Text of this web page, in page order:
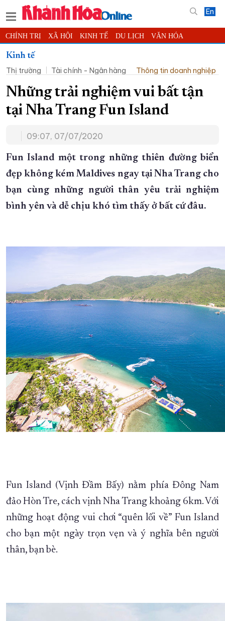
En
CHÍNH TRỊ XÃ HỘI KINH TẾ DU LỊCH VĂN HÓA
THỂ THAO
KHOA HỌC - CÔNG NGHỆ PHÁP LUẬT BẠN ĐỌC PHÓNG SỰ
THẾ GIỚI MULTIMEDIA VIDEO ĐỌC BÁO ONLINE
PODCAST THÔNG TIN - QUẢNG CÁO
TRƯỜNG SA BIỂN ĐẢO QUÊ HƯƠNG
CHUNG TAY CẢI CÁCH HÀNH CHÍNH
XÂY DỰNG NÔNG THÔN MỚI LỊCH CẮT ĐIỆN
TÀU - XE - MÁY BAY
KỶ NIỆM 370 NĂM XÂY DỰNG VÀ PHÁT TRIỂN TỈNH KHÁNH HÒA
Kinh tế
Thị trường
Tài chính - Ngân hàng Thông tin doanh nghiệp
Những trải nghiệm vui bất tận
tại Nha Trang Fun Island
09:07, 07/07/2020
Fun Island một trong những thiên đường biển
đẹp không kém Maldives ngay tại Nha Trang cho
bạn cùng những người thân yêu trải nghiệm
bình yên và dễ chịu khó tìm thấy ở bất cứ đâu.
Fun Island (Vịnh Đầm Bấy) nằm phía Đông Nam
đảo Hòn Tre, cách vịnh Nha Trang khoảng 6km. Với
những hoạt động vui chơi “quên lối về” Fun Island
cho bạn một ngày trọn vẹn và ý nghĩa bên người
thân, bạn bè.